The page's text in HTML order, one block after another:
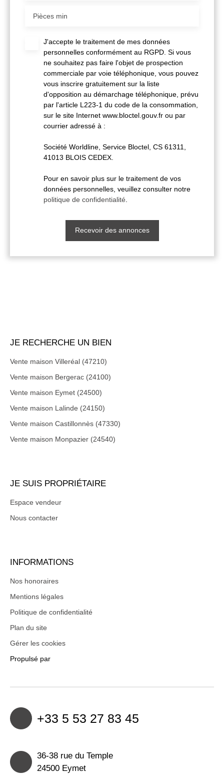
Pièces min
J'accepte le traitement de mes données
personnelles conformément au RGPD. Si vous
ne souhaitez pas faire l'objet de prospection
commerciale par voie téléphonique, vous pouvez
vous inscrire gratuitement sur la liste
d'opposition au démarchage téléphonique, prévu
par l'article L223-1 du code de la consommation,
sur le site Internet www.bloctel.gouv.fr ou par
courrier adressé à :
Société Worldline, Service Bloctel, CS 61311,
41013 BLOIS CEDEX.
Pour en savoir plus sur le traitement de vos
données personnelles, veuillez consulter notre
politique de confidentialité
Recevoir des annonces
JE RECHERCHE UN BIEN
Vente maison Villeréal (47210)
Vente maison Bergerac (24100)
Vente maison Eymet (24500)
Vente maison Lalinde (24150)
Vente maison Castillonnès (47330)
Vente maison Monpazier (24540)
JE SUIS PROPRIÉTAIRE
Espace vendeur
Nous contacter
INFORMATIONS
Nos honoraires
Mentions légales
Politique de confidentialité
Plan du site
Gérer les cookies
Propulsé par
+33 5 53 27 83 45
36-38 rue du Temple
24500 Eymet